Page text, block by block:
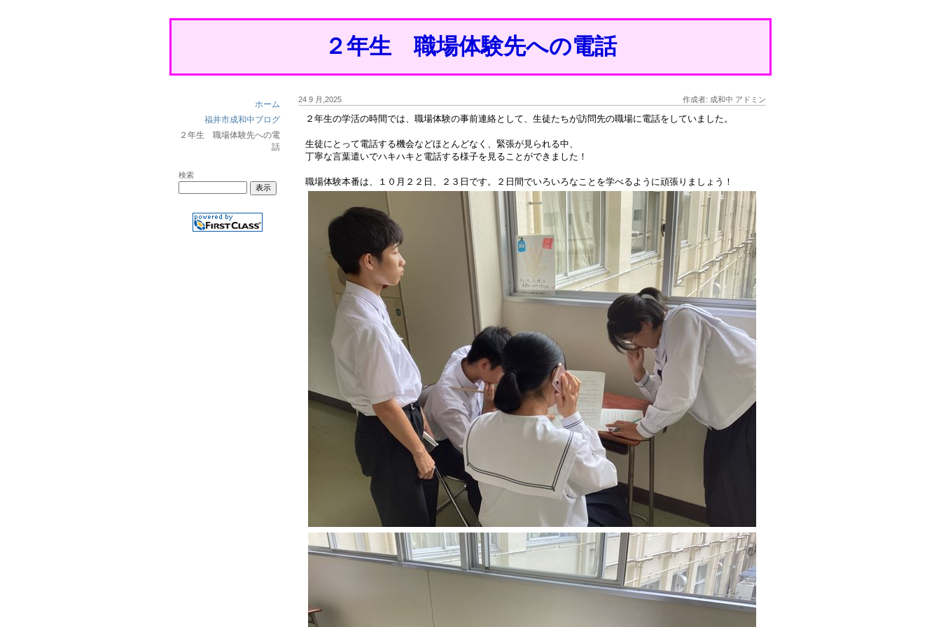
２年生 職場体験先への電話
ホーム
福井市成和中ブログ
２年生 職場体験先への電
話
検索
24 9 月,2025 作成者: 成和中 アドミン
２年生の学活の時間では、職場体験の事前連絡として、生徒たちが訪問先の職場に電話をしていました。
生徒にとって電話する機会などほとんどなく、緊張が見られる中、
丁寧な言葉遣いでハキハキと電話する様子を見ることができました！
職場体験本番は、１０月２２日、２３日です。２日間でいろいろなことを学べるように頑張りましょう！